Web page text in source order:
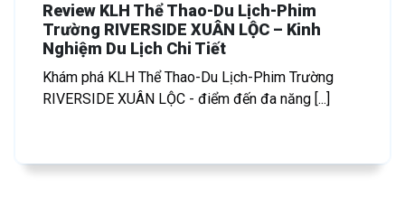
Review KLH Thể Thao-Du Lịch-Phim
Trường RIVERSIDE XUÂN LỘC – Kinh
Nghiệm Du Lịch Chi Tiết
Khám phá KLH Thể Thao-Du Lịch-Phim Trường
RIVERSIDE XUÂN LỘC - điểm đến đa năng [...]